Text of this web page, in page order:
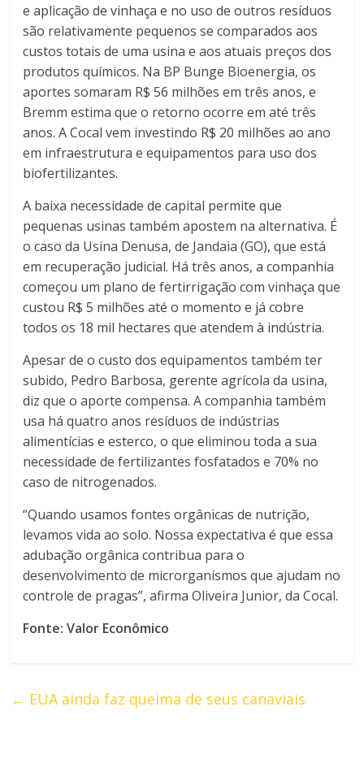
e aplicação de vinhaça e no uso de outros resíduos
são relativamente pequenos se comparados aos
custos totais de uma usina e aos atuais preços dos
produtos químicos. Na BP Bunge Bioenergia, os
aportes somaram R$ 56 milhões em três anos, e
Bremm estima que o retorno ocorre em até três
anos. A Cocal vem investindo R$ 20 milhões ao ano
em infraestrutura e equipamentos para uso dos
biofertilizantes.
A baixa necessidade de capital permite que
pequenas usinas também apostem na alternativa. É
o caso da Usina Denusa, de Jandaia (GO), que está
em recuperação judicial. Há três anos, a companhia
começou um plano de fertirrigação com vinhaça que
custou R$ 5 milhões até o momento e já cobre
todos os 18 mil hectares que atendem à indústria.
Apesar de o custo dos equipamentos também ter
subido, Pedro Barbosa, gerente agrícola da usina,
diz que o aporte compensa. A companhia também
usa há quatro anos resíduos de indústrias
alimentícias e esterco, o que eliminou toda a sua
necessidade de fertilizantes fosfatados e 70% no
caso de nitrogenados.
“Quando usamos fontes orgânicas de nutrição,
levamos vida ao solo. Nossa expectativa é que essa
adubação orgânica contribua para o
desenvolvimento de microrganismos que ajudam no
controle de pragas”, afirma Oliveira Junior, da Cocal.
Fonte: Valor Econômico
← EUA ainda faz queima de seus canaviais